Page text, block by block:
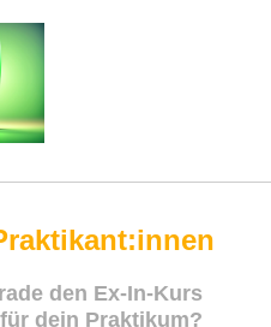
den Ex-In-Kurs
dein Praktikum?